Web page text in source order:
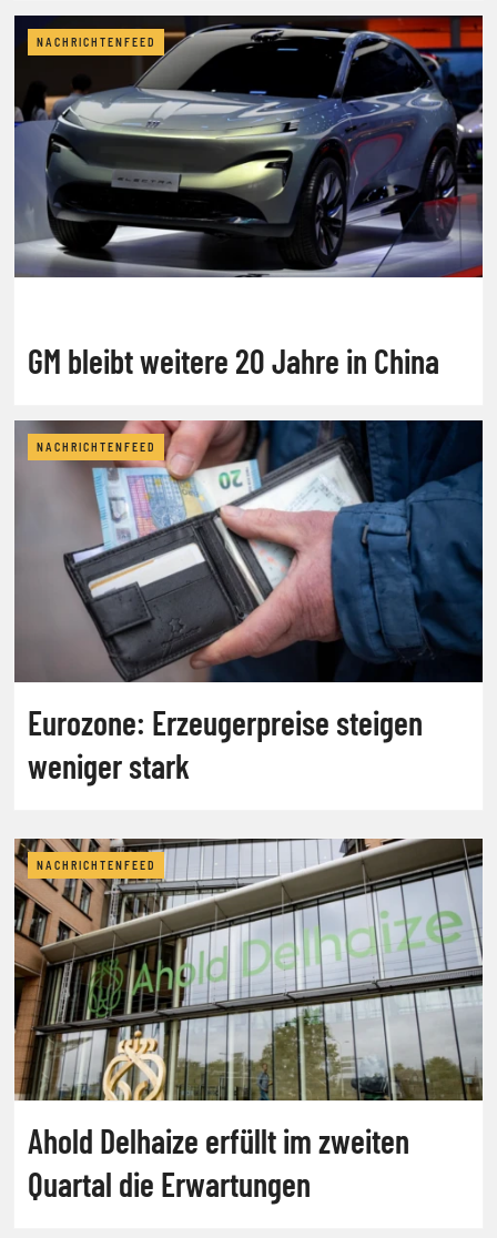
NACHRICHTENFEED
GM bleibt weitere 20 Jahre in China
NACHRICHTENFEED
Eurozone: Erzeugerpreise steigen
weniger stark
NACHRICHTENFEED
Ahold Delhaize erfüllt im zweiten
Quartal die Erwartungen